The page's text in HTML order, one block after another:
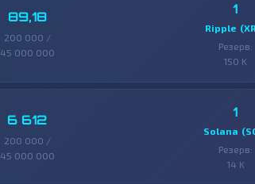
89,18
200 000 /
45 000 000
1
Ripple
Резерв:
150 K
6 612
200 000 /
45 000 000
1
Solana
Резерв:
14 K